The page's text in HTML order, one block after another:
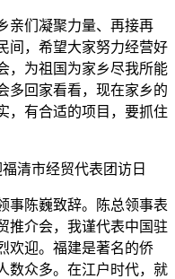
亲们凝聚力量、再接再
间，希望大家努力经营好
，为祖国为家乡尽我所能
多回家看看，现在家乡的
，有合适的项目，要抓住
事陈巍致辞。陈总领事表
推介会，我谨代表中国驻
欢迎。福建是著名的侨
数众多。在江户时代，就